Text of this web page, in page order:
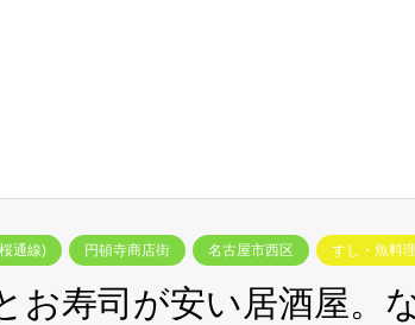
通線) 円頓寺商店街 名古屋市西区 すし・魚料理
お寿司が安い居酒屋。